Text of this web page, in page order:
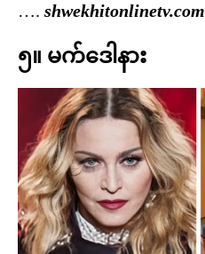
…. shwekhitonlinetv.com
၅။ မက်ဒေါနား